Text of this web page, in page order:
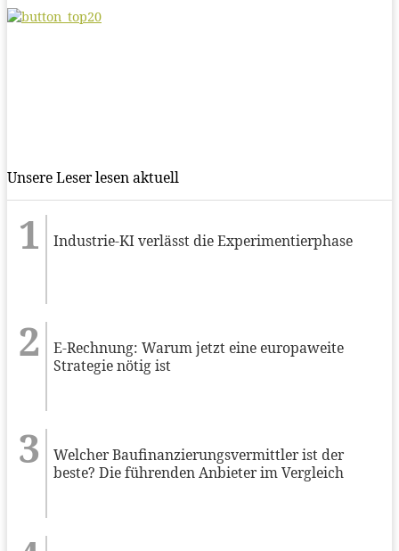
Unsere Leser lesen aktuell
Industrie-KI verlässt die Experimentierphase
E-Rechnung: Warum jetzt eine europaweite
Strategie nötig ist
Welcher Baufinanzierungsvermittler ist der
beste? Die führenden Anbieter im Vergleich